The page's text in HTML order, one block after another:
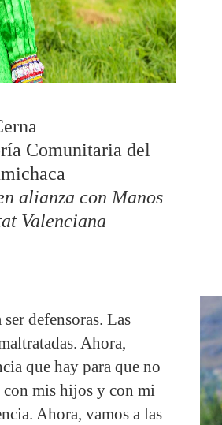
Comunitaria del
alianza con Manos
Valenciana
defensoras. Las
Ahora,
que hay para que no
con mis hijos y con mi
Ahora, vamos a las